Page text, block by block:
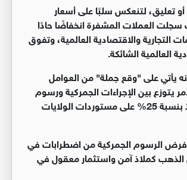
تعليق، لتنعكس سلبًا على أسعار
العملات المشفرة انخفاضًا حادًا
التجارية والاقتصادية العالمية، وتفوق
العالمية الشائكة.
يأتي على "وقع جملة" من العوامل
يتوزع بين الإجراءات الجمركية ورسوم
ترامب الجديدة، وتهديده بفرض المزيد منها، وآخرها على الألمنيوم والفولاذ بنسبة 25% على مستوردات الولايات
عن فرض الرسوم الجمركية من اضطرابات في
الذهب كملاذ آمن واستثمار معقول في